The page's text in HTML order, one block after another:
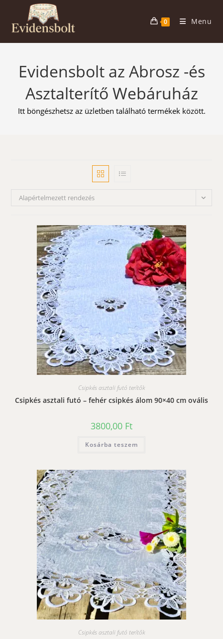
content
0 Menu
Evidensbolt az Abrosz -és
Asztalterítő Webáruház
Itt böngészhetsz az üzletben található termékek között.
Alapértelmezett rendezés
Csipkés asztali futó terítők
Csipkés asztali futó – fehér csipkés álom 90×40 cm ovális
3800,00 Ft
Kosárba teszem
Csipkés asztali futó terítők